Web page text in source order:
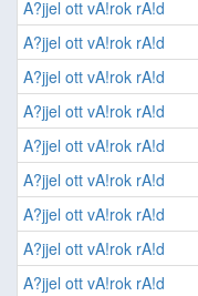
A?jjel ott vA!rok rA!d
A?jjel ott vA!rok rA!d
A?jjel ott vA!rok rA!d
A?jjel ott vA!rok rA!d
A?jjel ott vA!rok rA!d
A?jjel ott vA!rok rA!d
A?jjel ott vA!rok rA!d
A?jjel ott vA!rok rA!d
A?jjel ott vA!rok rA!d